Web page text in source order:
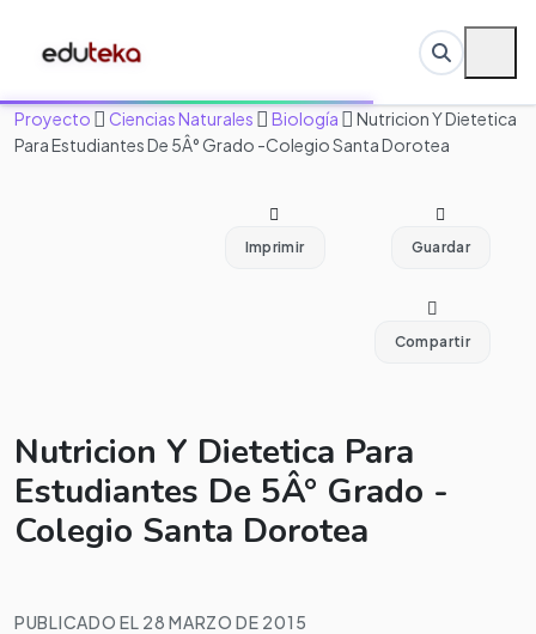
Proyecto Ciencias Naturales Biología
Nutricion Y Dietetica
Para Estudiantes De 5Â° Grado -Colegio Santa Dorotea
Imprimir Guardar
Compartir
Nutricion Y Dietetica Para
Estudiantes De 5Â° Grado -
Colegio Santa Dorotea
PUBLICADO EL 28 MARZO DE 2015